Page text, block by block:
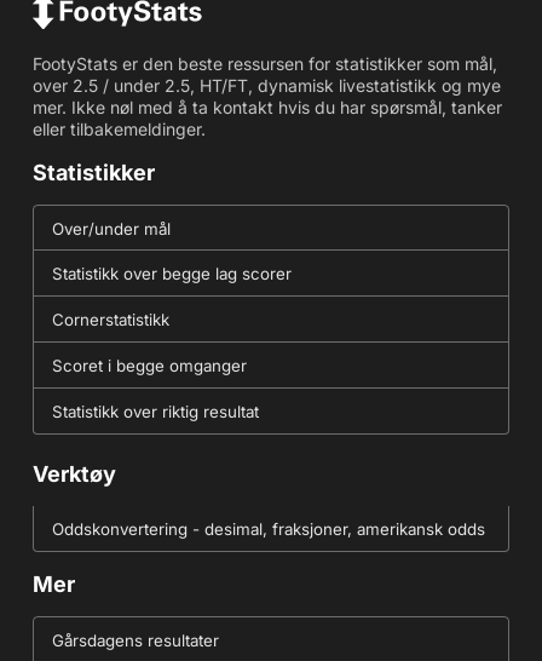
FootyStats er den beste ressursen for statistikker som mål,
over 2.5 / under 2.5, HT/FT, dynamisk livestatistikk og mye
mer. Ikke nøl med å ta kontakt hvis du har spørsmål, tanker
eller tilbakemeldinger.
Statistikker
Over/under mål
Statistikk over begge lag scorer
Cornerstatistikk
Scoret i begge omganger
Statistikk over riktig resultat
Verktøy
Oddskonvertering - desimal, fraksjoner, amerikansk odds
Mer
Gårsdagens resultater